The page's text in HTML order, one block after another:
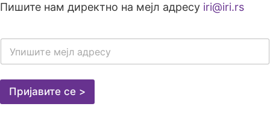
Пишите нам директно на мејл адресу iri@iri.rs
E
M
A
L
Пријавите се >